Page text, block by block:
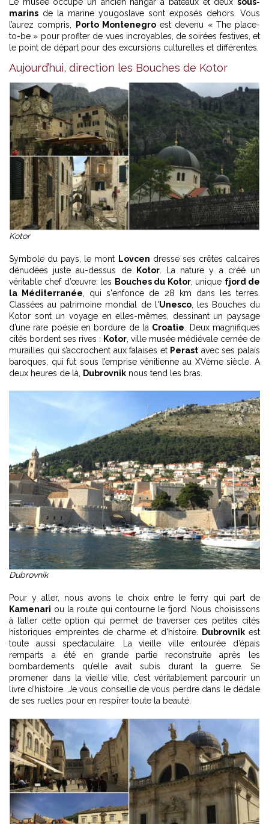
marins de la marine yougoslave sont exposés dehors. Vous
l’aurez compris,
Porto Montenegroest devenu « The place-
to-be » pour profiter de vues incroyables, de soirées festives, et
le point de départ pour des excursions culturelles et différentes.
Aujourd’hui, direction les Bouches de Kotor
Kotor
Symbole du pays, le mont Lovcen dresse ses crêtes calcaires
dénudées juste au-dessus de
Kotor. La nature y a créé un
véritable chef d’œuvre: les Bouches du Kotor, unique fjord de
la Méditerranée, qui s'enfonce de 28 km dans les terres.
Classées au patrimoine mondial de l'Unesco, les Bouches du
Kotor sont un voyage en elles-mêmes, dessinant un paysage
d’une rare poésie en bordure de la Croatie. Deux magnifiques
cités bordent ses rives : Kotor, ville musée médiévale cernée de
murailles qui s’accrochent aux falaises et Perast avec ses palais
baroques, qui fut sous l’emprise vénitienne au XVème siècle. A
deux heures de là, Dubrovnik nous tend les bras.
Dubrovnik
Pour y aller, nous avons le choix entre le ferry qui part de
Kamenari ou la route qui contourne le fjord. Nous choisissons
à l’aller cette option qui permet de traverser ces petites cités
historiques empreintes de charme et d’histoire.
Dubrovnikest
toute aussi spectaculaire. La vieille ville entourée d’épais
remparts a été en grande partie reconstruite après les
bombardements qu’elle avait subis durant la guerre. Se
promener dans la vieille ville, c’est véritablement parcourir un
livre d’histoire. Je vous conseille de vous perdre dans le dédale
de ses ruelles pour en respirer toute la beauté.